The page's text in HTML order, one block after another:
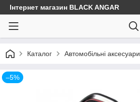
Інтернет магазин BLACK ANGAR
Каталог Автомобільні аксесуари
–5%